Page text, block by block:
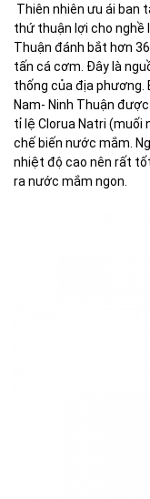
Thiên nhiên ưu ái ban
thứ thuận lợi cho nghề
Thuận đánh bắt hơn
tấn cá cơm. Đây là
thống của địa phương.
Nam- Ninh Thuận
tỉ lệ Clorua Natri (muối
chế biến nước mắm.
nhiệt độ cao nên rất
ra nước mắm ngon.